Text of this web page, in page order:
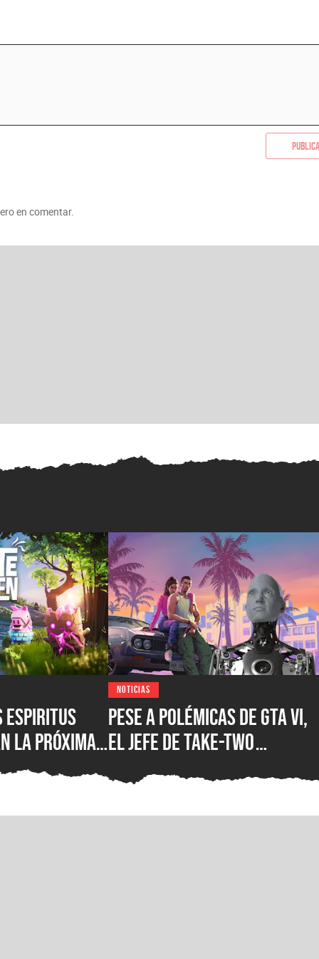
en comentar.
espiritus
la próxima
Games
y hay
en camino
NOTICIAS
Pese a polémicas de GTA VI,
el jefe de Take-Two
IA como sustituto de la
creatividad humana